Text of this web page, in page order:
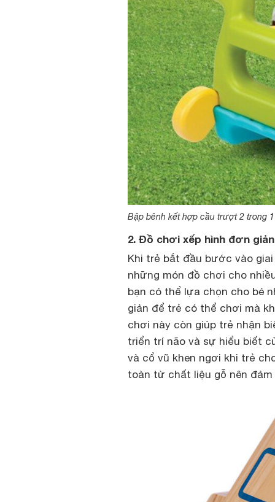
Bập bênh kết hợp cầu trượt 2 trong
2. Đồ chơi xếp hình đơn giản
Khi trẻ bắt đầu bước vào
những món đồ chơi cho
bạn có thể lựa chọn cho bé
giản để trẻ có thể chơi mà
chơi này còn giúp trẻ nhận
triển trí não và sự hiểu biết
và cổ vũ khen ngơi khi trẻ
toàn từ chất liệu gỗ nên